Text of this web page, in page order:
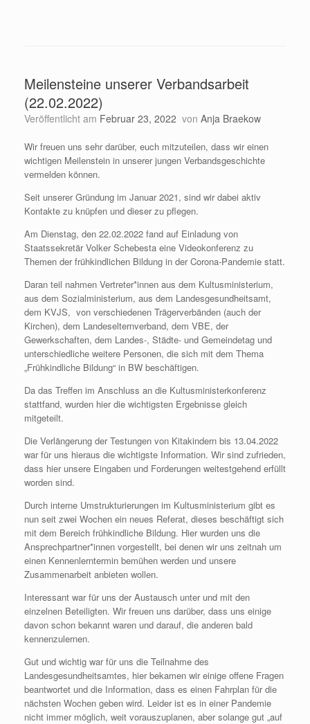
Meilensteine unserer Verbandsarbeit
(22.02.2022)
Veröffentlicht am Februar 23, 2022 von Anja Braekow
Wir freuen uns sehr darüber, euch mitzuteilen, dass wir einen
wichtigen Meilenstein in unserer jungen Verbandsgeschichte
vermelden können.
Seit unserer Gründung im Januar 2021, sind wir dabei aktiv
Kontakte zu knüpfen und dieser zu pflegen.
Am Dienstag, den 22.02.2022 fand auf Einladung von
Staatssekretär Volker Schebesta eine Videokonferenz zu
Themen der frühkindlichen Bildung in der Corona-Pandemie statt.
Daran teil nahmen Vertreter*innen aus dem Kultusministerium,
aus dem Sozialministerium, aus dem Landesgesundheitsamt,
dem KVJS, von verschiedenen Trägerverbänden (auch der
Kirchen), dem Landeselternverband, dem VBE, der
Gewerkschaften, dem Landes-, Städte- und Gemeindetag und
unterschiedliche weitere Personen, die sich mit dem Thema
„Frühkindliche Bildung“ in BW beschäftigen.
Da das Treffen im Anschluss an die Kultusministerkonferenz
stattfand, wurden hier die wichtigsten Ergebnisse gleich
mitgeteilt.
Die Verlängerung der Testungen von Kitakindern bis 13.04.2022
war für uns hieraus die wichtigste Information. Wir sind zufrieden,
dass hier unsere Eingaben und Forderungen weitestgehend erfüllt
worden sind.
Durch interne Umstrukturierungen im Kultusministerium gibt es
nun seit zwei Wochen ein neues Referat, dieses beschäftigt sich
mit dem Bereich frühkindliche Bildung. Hier wurden uns die
Ansprechpartner*innen vorgestellt, bei denen wir uns zeitnah um
einen Kennenlerntermin bemühen werden und unsere
Zusammenarbeit anbieten wollen.
Interessant war für uns der Austausch unter und mit den
einzelnen Beteiligten. Wir freuen uns darüber, dass uns einige
davon schon bekannt waren und darauf, die anderen bald
kennenzulernen.
Gut und wichtig war für uns die Teilnahme des
Landesgesundheitsamtes, hier bekamen wir einige offene Fragen
beantwortet und die Information, dass es einen Fahrplan für die
nächsten Wochen geben wird. Leider ist es in einer Pandemie
nicht immer möglich, weit vorauszuplanen, aber solange gut „auf